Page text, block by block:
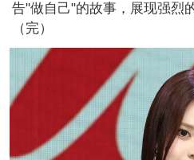
告"做自己"的故事，展现强烈
（完）